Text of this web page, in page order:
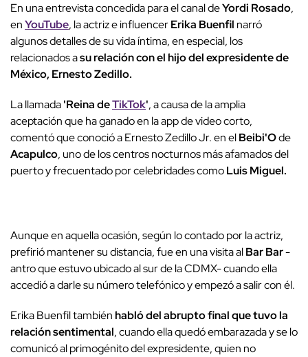
En una entrevista concedida para el canal deYordi Rosado,
enYouTube, la actriz e influencerErika Buenfil narró
algunos detalles de su vida íntima, en especial, los
relacionados asu relación con el hijo del expresidente de
México, Ernesto Zedillo.
La llamada'Reina deTikTok', a causa de la amplia
aceptación que ha ganado en la app de video corto,
comentó que conoció a Ernesto Zedillo Jr. en elBeibi'Ode
Acapulco, uno de los centros nocturnos más afamados del
puerto y frecuentado por celebridades comoLuis Miguel.
Aunque en aquella ocasión, según lo contado por la actriz,
prefirió mantener su distancia, fue en una visita alBar Bar-
antro que estuvo ubicado al sur de la CDMX- cuando ella
accedió a darle su número telefónico y empezó a salir con él.
Erika Buenfil tambiénhabló del abrupto final que tuvo la
relación sentimental, cuando ella quedó embarazada y se lo
comunicó al primogénito del expresidente, quien no